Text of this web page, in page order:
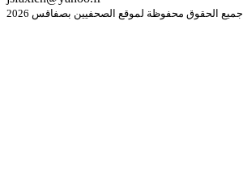
جميع الحقوق محفوظة لموقع الصحفيين بصفاقس 2026